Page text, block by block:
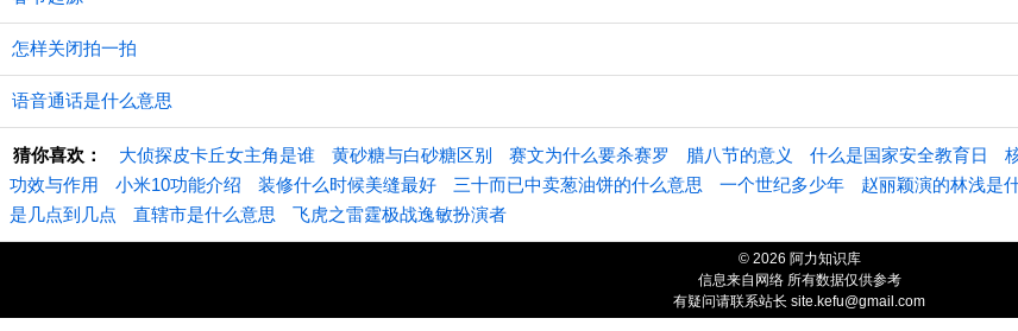
怎样关闭拍一拍
语音通话是什么意思
猜你喜欢： 大侦探皮卡丘女主角是谁 黄砂糖与白砂糖区别 赛文为什么要杀赛罗 腊八节的意义 什么是国家安全教育日
功效与作用
小米10功能介绍 装修什么时候美缝最好 三十而已中卖葱油饼的什么意思 一个世纪多少年 赵丽颖演的林浅是
是几点到几点
直辖市是什么意思 飞虎之雷霆极战逸敏扮演者
© 2026 阿力知识库
信息来自网络 所有数据仅供参考
有疑问请联系站长 site.kefu@gmail.com